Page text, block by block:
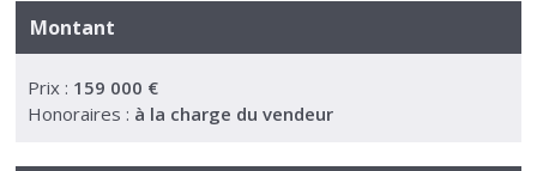
Montant
Prix : 159 000 €
Honoraires : à la charge du vendeur